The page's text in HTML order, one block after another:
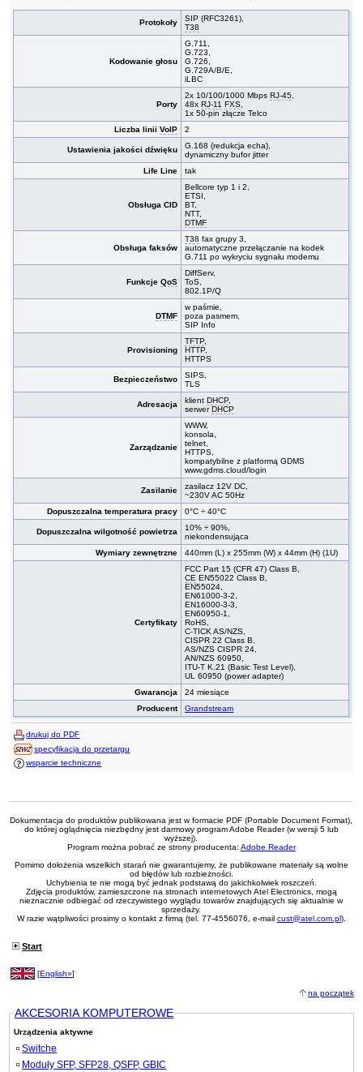
Protokoły
SIP (RFC3261),
T38
Kodowanie głosu
G.711,
G.723,
G.726,
G.729A/B/E,
iLBC
Porty
2x 10/100/1000 MbpsRJ-45,
48xRJ-11 FXS,
1x 50-pin złącze Telco
Liczba liniiVoIP 2
Ustawienia jakości dźwięku
G.168 (redukcja echa),
dynamiczny bufor jitter
Life Line
tak
Obsługa CID
Bellcore typ 1 i 2,
ETSI,
BT,
NTT,
DTMF
Obsługa faksów
T38 fax grupy 3,
automatyczne przełączanie na kodek
G.711 po wykryciu sygnału modemu
FunkcjeQoS
DiffServ,
ToS,
802.1P/Q
DTMF
w paśmie,
poza pasmem,
SIP Info
Provisioning
TFTP,
HTTP,
HTTPS
Bezpieczeństwo
SIPS,
TLS
Adresacja klientDHCP,
serwerDHCP
Zarządzanie
WWW,
konsola,
telnet,
HTTPS,
kompatybilne z platformą GDMS
www.gdms.cloud/login
Zasilanie
zasilacz 12V DC,
~230V AC 50Hz
Dopuszczalna temperatura pracy
0°C ÷ 40°C
Dopuszczalna wilgotność powietrza
10% ÷ 90%,
niekondensująca
Wymiary zewnętrzne
440mm (L) x 255mm (W) x 44mm (H) (1U)
Certyfikaty
FCC Part 15 (CFR 47) Class B,
CE EN55022 Class B,
EN55024,
EN61000-3-2,
EN16000-3-3,
EN60950-1,
RoHS,
C-TICK AS/NZS,
CISPR 22 Class B,
AS/NZS CISPR 24,
AN/NZS 60950,
ITU-T K.21 (Basic Test Level),
UL 60950 (power adapter)
Gwarancja
24 miesiące
Producent
Grandstream
drukuj do PDF
specyfikacja do przetargu
wsparcie techniczne
Dokumentacja do produktów publikowana jest w formacie PDF (Portable Document Format),
do której oglądnięcia niezbędny jest darmowy program Adobe Reader (w wersji 5 lub
wyższej).
Program można pobrać ze strony producenta: Adobe Reader
Pomimo dołożenia wszelkich starań nie gwarantujemy, że publikowane materiały są wolne
od błędów lub rozbieżności.
Uchybienia te nie mogą być jednak podstawą do jakichkolwiek roszczeń.
Zdjęcia produktów, zamieszczone na stronach internetowych Atel Electronics, mogą
nieznacznie odbiegać od rzeczywistego wyglądu towarów znajdujących się aktualnie w
sprzedaży.
W razie wątpliwości prosimy o kontakt z firmą (tel. 77-4556076, e-mail cust@atel.com.pl).
Start
[English»]
na początek
AKCESORIA KOMPUTEROWE
Urządzenia aktywne
Switche
Moduły SFP, SFP28, QSFP, GBIC